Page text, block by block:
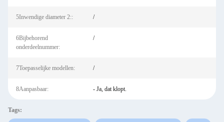
5Inwendige diameter 2:: /
6Bijbehorend
onderdeelnummer:
/
7Toepasselijke modellen: /
8Aanpasbaar: - Ja, dat klopt.
Tags: